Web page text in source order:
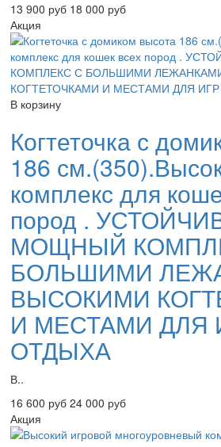
13 900 руб 18 000 руб
Акция
В корзину
Когтеточка с
186
комплекс для
пород .
МОЩНЫЙ
БОЛЬШИМИ
ВЫСОКИМИ
И МЕСТАМИ ДЛЯ
ОТДЫХА
В..
16 600 руб 24 000 руб
Акция